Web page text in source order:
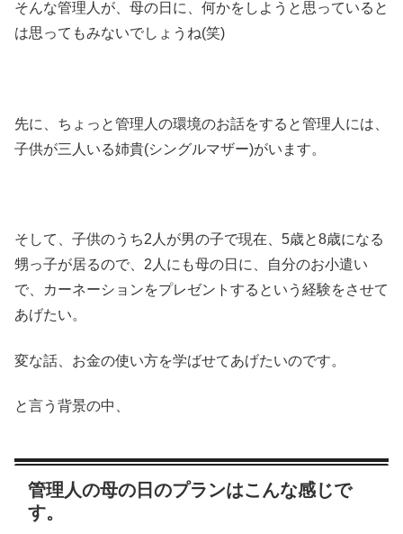
そんな管理人が、母の日に、何かをしようと思っていると
は思ってもみないでしょうね(笑)
先に、ちょっと管理人の環境のお話をすると管理人には、
子供が三人いる姉貴(シングルマザー)がいます。
そして、子供のうち2人が男の子で現在、5歳と8歳になる
甥っ子が居るので、2人にも母の日に、自分のお小遣い
で、カーネーションをプレゼントするという経験をさせて
あげたい。
変な話、お金の使い方を学ばせてあげたいのです。
と言う背景の中、
管理人の母の日のプランはこんな感じで
す。